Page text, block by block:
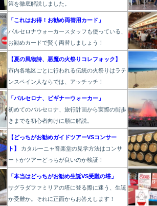
策を徹底解説しました。
「これはお得！お勧め両替用カード」
バルセロナウォーカースタッフも使っている、
お勧めカードで賢く両替しましょう！
【夏の風物詩、悪魔の火祭りコレフォック】
市内各地区ごとに行われる伝統の火祭りはラテ
ンスペイン人ならでは、アッチッチ！
「バルセロナ、ビギナーウォーカー」
初めてのバルセロナ、旅行計画から実際の街歩
きまでを初心者向けに順に解説。
【どっちがお勧めガイドツアーVSコンサー
ト】
カタルーニャ音楽堂の見学方法はコンサ
ートかツアーどっちが良いのか検証！
「本当はどっちがお勧め生誕VS受難の塔」
サグラダファミリアの塔に登る際に迷う、生誕
か受難か。それに正面からお答えします！